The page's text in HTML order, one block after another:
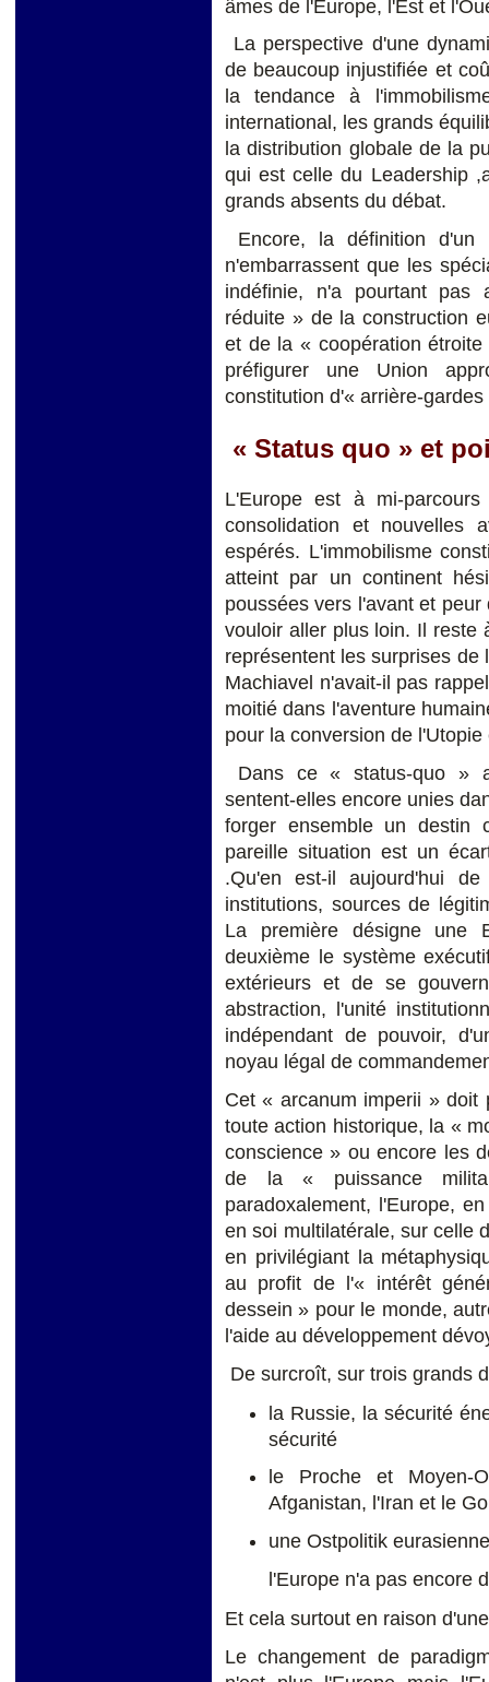
âmes de l'Europe, l'Est et
La perspective d'une
de beaucoup injustifiée et
la tendance à
international, les grands
la distribution globale de la
qui est celle du Leadership
grands absents du débat.
Encore, la définition d'un
n'embarrassent que les
indéfinie, n'a pourtant
réduite » de la construction
et de la « coopération
préfigurer une Union
constitution d'« arrière-
« Status quo » et
L'Europe est à mi-
consolidation et nouvelles
espérés. L'immobilisme
atteint par un continent
poussées vers l'avant et
vouloir aller plus loin. Il reste
représentent les surprises
Machiavel n'avait-il pas
moitié dans l'aventure
pour la conversion de
Dans ce « status-quo »
sentent-elles encore unies
forger ensemble un destin
pareille situation est un
.Qu'en est-il aujourd'hui
institutions, sources de
La première désigne une
deuxième le système
extérieurs et de se
abstraction, l'unité
indépendant de pouvoir,
noyau légal de
Cet « arcanum imperii »
toute action historique, la «
conscience » ou encore les
de la « puissance
paradoxalement, l'Europe,
en soi multilatérale, sur celle
en privilégiant la
au profit de l'« intérêt
dessein » pour le monde,
l'aide au développement
De surcroît, sur trois grands
la Russie, la sécurité
sécurité
le Proche et Moyen-
Afganistan, l'Iran et le
une Ostpolitik
l'Europe n'a pas encore
Et cela surtout en raison
Le changement de